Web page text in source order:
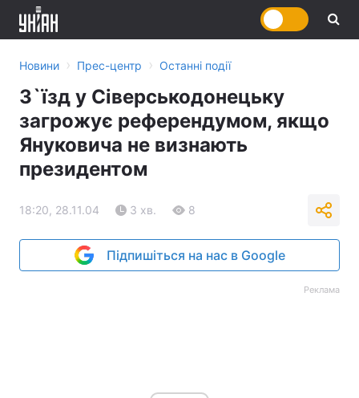
Новини › Прес-центр › Останні події
З`їзд у Сіверськодонецьку
загрожує референдумом, якщо
Януковича не визнають
президентом
18:20, 28.11.04 3 хв. 8
Підпишіться на нас в Google
Реклама